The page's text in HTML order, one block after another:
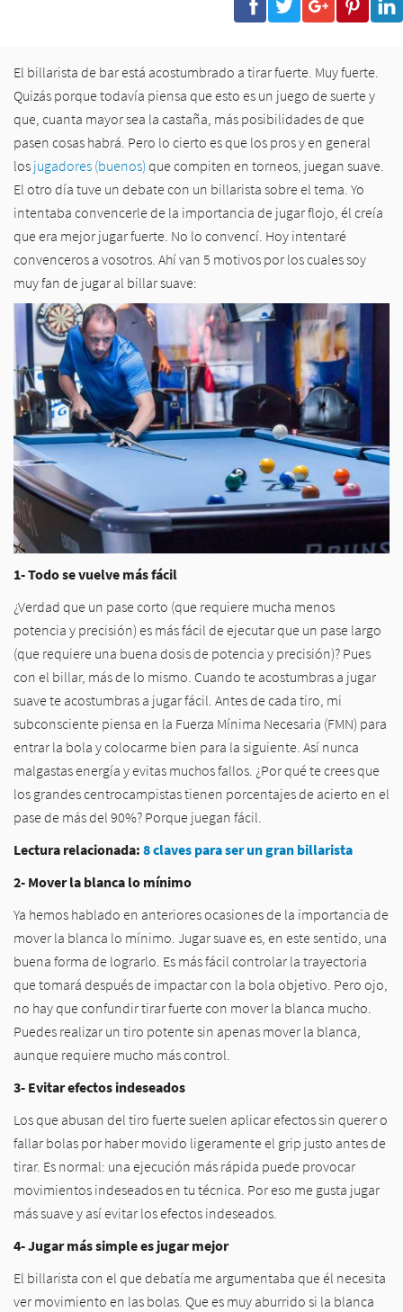
El billarista de bar está acostumbrado a tirar fuerte. Muy fuerte.
Quizás porque todavía piensa que esto es un juego de suerte y
que, cuanta mayor sea la castaña, más posibilidades de que
pasen cosas habrá. Pero lo cierto es que los pros y en general
los jugadores (buenos) que compiten en torneos, juegan suave.
El otro día tuve un debate con un billarista sobre el tema. Yo
intentaba convencerle de la importancia de jugar flojo, él creía
que era mejor jugar fuerte. No lo convencí. Hoy intentaré
convenceros a vosotros. Ahí van 5 motivos por los cuales soy
muy fan de jugar al billar suave:
1- Todo se vuelve más fácil
¿Verdad que un pase corto (que requiere mucha menos
potencia y precisión) es más fácil de ejecutar que un pase largo
(que requiere una buena dosis de potencia y precisión)? Pues
con el billar, más de lo mismo. Cuando te acostumbras a jugar
suave te acostumbras a jugar fácil. Antes de cada tiro, mi
subconsciente piensa en la Fuerza Mínima Necesaria (FMN) para
entrar la bola y colocarme bien para la siguiente. Así nunca
malgastas energía y evitas muchos fallos. ¿Por qué te crees que
los grandes centrocampistas tienen porcentajes de acierto en el
pase de más del 90%? Porque juegan fácil.
Lectura relacionada: 8 claves para ser un gran billarista
2- Mover la blanca lo mínimo
Ya hemos hablado en anteriores ocasiones de la importancia de
mover la blanca lo mínimo. Jugar suave es, en este sentido, una
buena forma de lograrlo. Es más fácil controlar la trayectoria
que tomará después de impactar con la bola objetivo. Pero ojo,
no hay que confundir tirar fuerte con mover la blanca mucho.
Puedes realizar un tiro potente sin apenas mover la blanca,
aunque requiere mucho más control.
3- Evitar efectos indeseados
Los que abusan del tiro fuerte suelen aplicar efectos sin querer o
fallar bolas por haber movido ligeramente el grip justo antes de
tirar. Es normal: una ejecución más rápida puede provocar
movimientos indeseados en tu técnica. Por eso me gusta jugar
más suave y así evitar los efectos indeseados.
4- Jugar más simple es jugar mejor
El billarista con el que debatía me argumentaba que él necesita
ver movimiento en las bolas. Que es muy aburrido si la blanca